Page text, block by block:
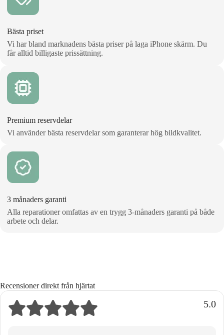
Bästa priset
Vi har bland marknadens bästa priser på laga iPhone skärm. Du
får alltid billigaste prissättning.
Premium reservdelar
Vi använder bästa reservdelar som garanterar hög bildkvalitet.
3 månaders garanti
Alla reparationer omfattas av en trygg 3‑månaders garanti på både
arbete och delar.
Recensioner direkt från hjärtat
5.0